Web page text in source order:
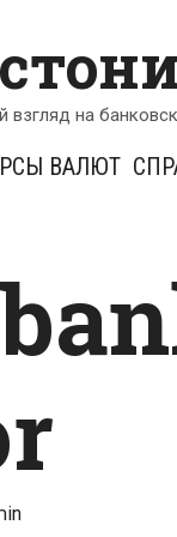
взгляд на
ВАЛЮТ